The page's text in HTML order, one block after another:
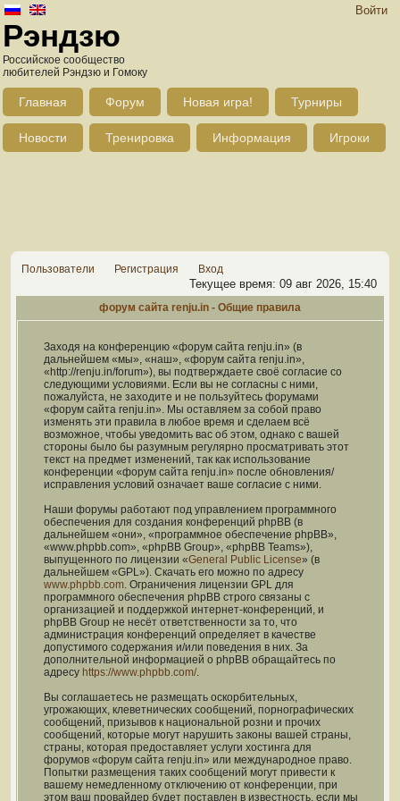
Войти
Рэндзю
Российское сообщество
любителей Рэндзю и Гомоку
Главная Форум Новая игра! Турниры
Новости Тренировка Информация Игроки
Пользователи Регистрация Вход
Текущее время: 09 авг 2026, 15:40
форум сайта renju.in - Общие правила
Заходя на конференцию «форум сайта renju.in» (в
дальнейшем «мы», «наш», «форум сайта renju.in»,
«http://renju.in/forum»), вы подтверждаете своё согласие со
следующими условиями. Если вы не согласны с ними,
пожалуйста, не заходите и не пользуйтесь форумами
«форум сайта renju.in». Мы оставляем за собой право
изменять эти правила в любое время и сделаем всё
возможное, чтобы уведомить вас об этом, однако с вашей
стороны было бы разумным регулярно просматривать этот
текст на предмет изменений, так как использование
конференции «форум сайта renju.in» после обновления/
исправления условий означает ваше согласие с ними.
Наши форумы работают под управлением программного
обеспечения для создания конференций phpBB (в
дальнейшем «они», «программное обеспечение phpBB»,
«www.phpbb.com», «phpBB Group», «phpBB Teams»),
выпущенного по лицензии «General Public License» (в
дальнейшем «GPL»). Скачать его можно по адресу
www.phpbb.com. Ограничения лицензии GPL для
программного обеспечения phpBB строго связаны с
организацией и поддержкой интернет-конференций, и
phpBB Group не несёт ответственности за то, что
администрация конференций определяет в качестве
допустимого содержания и/или поведения в них. За
дополнительной информацией о phpBB обращайтесь по
адресу https://www.phpbb.com/.
Вы соглашаетесь не размещать оскорбительных,
угрожающих, клеветнических сообщений, порнографических
сообщений, призывов к национальной розни и прочих
сообщений, которые могут нарушить законы вашей страны,
страны, которая предоставляет услуги хостинга для
форумов «форум сайта renju.in» или международное право.
Попытки размещения таких сообщений могут привести к
вашему немедленному отключению от конференции, при
этом ваш провайдер будет поставлен в известность, если мы